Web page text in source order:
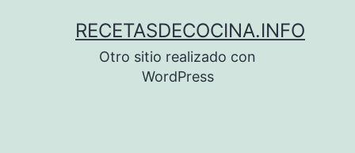
RECETASDECOCINA.INFO
Otro sitio realizado con
WordPress